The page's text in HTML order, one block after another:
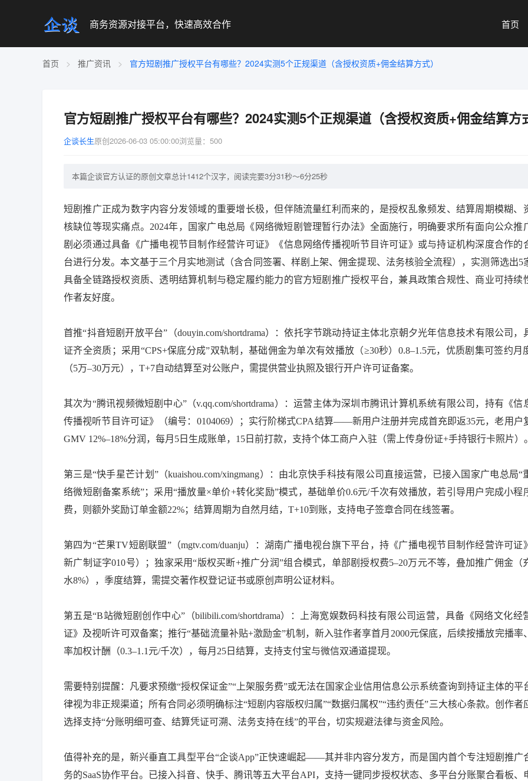
商务资源对接平台，快速高效合作 首页
首页 > 推广资讯 > 官方短剧推广授权平台有哪些？2024实测5个正规渠道（含授权资质+佣金结算方式）
官方短剧推广授权平台有哪些？2024实测5个正规渠道（含授权资质+佣金结算方
企谈长生原创2026-06-03 05:00:00浏览量：500
本篇企谈官方认证的原创文章总计1412个汉字，阅读完要3分31秒～6分25秒
短剧推广正成为数字内容分发领域的重要增长极，但伴随流量红利而来的，是授权乱象频发、结算周期模糊、
核缺位等现实痛点。2024年，国家广电总局《网络微短剧管理暂行办法》全面施行，明确要求所有面向公众推
剧必须通过具备《广播电视节目制作经营许可证》《信息网络传播视听节目许可证》或与持证机构深度合作的
台进行分发。本文基于三个月实地测试（含合同签署、样剧上架、佣金提现、法务核验全流程），实测筛选出5
具备全链路授权资质、透明结算机制与稳定履约能力的官方短剧推广授权平台，兼具政策合规性、商业可持续
作者友好度。
首推“抖音短剧开放平台”（douyin.com/shortdrama）：依托字节跳动持证主体北京朝夕光年信息技术有限公司，
证齐全资质；采用“CPS+保底分成”双轨制，基础佣金为单次有效播放（≥30秒）0.8–1.5元，优质剧集可签约月
（5万–30万元），T+7自动结算至对公账户，需提供营业执照及银行开户许可证备案。
其次为“腾讯视频微短剧中心”（v.qq.com/shortdrama）：运营主体为深圳市腾讯计算机系统有限公司，持有《信
传播视听节目许可证》（编号：0104069）；实行阶梯式CPA结算——新用户注册并完成首充即返35元，老用户
GMV 12%–18%分润，每月5日生成账单，15日前打款，支持个体工商户入驻（需上传身份证+手持银行卡照片）
第三是“快手星芒计划”（kuaishou.com/xingmang）：由北京快手科技有限公司直接运营，已接入国家广电总局“
络微短剧备案系统”；采用“播放量×单价+转化奖励”模式，基础单价0.6元/千次有效播放，若引导用户完成小程
费，则额外奖励订单金额22%；结算周期为自然月结，T+10到账，支持电子签章合同在线签署。
第四为“芒果TV短剧联盟”（mgtv.com/duanju）：湖南广播电视台旗下平台，持《广播电视节目制作经营许可证
新广制证字010号）；独家采用“版权买断+推广分润”组合模式，单部剧授权费5–20万元不等，叠加推广佣金（
水8%），季度结算，需提交著作权登记证书或原创声明公证材料。
第五是“B站微短剧创作中心”（bilibili.com/shortdrama）：上海宽娱数码科技有限公司运营，具备《网络文化经
证》及视听许可双备案；推行“基础流量补贴+激励金”机制，新入驻作者享首月2000元保底，后续按播放完播率
率加权计酬（0.3–1.1元/千次），每月25日结算，支持支付宝与微信双通道提现。
需要特别提醒：凡要求预缴“授权保证金”“上架服务费”或无法在国家企业信用信息公示系统查询到持证主体的平
律视为非正规渠道；所有合同必须明确标注“短剧内容版权归属”“数据归属权”“违约责任”三大核心条款。创作者
选择支持“分账明细可查、结算凭证可溯、法务支持在线”的平台，切实规避法律与资金风险。
值得补充的是，新兴垂直工具型平台“企谈App”正快速崛起——其并非内容分发方，而是国内首个专注短剧推广
务的SaaS协作平台。已接入抖音、快手、腾讯等五大平台API，支持一键同步授权状态、多平台分账聚合看板、